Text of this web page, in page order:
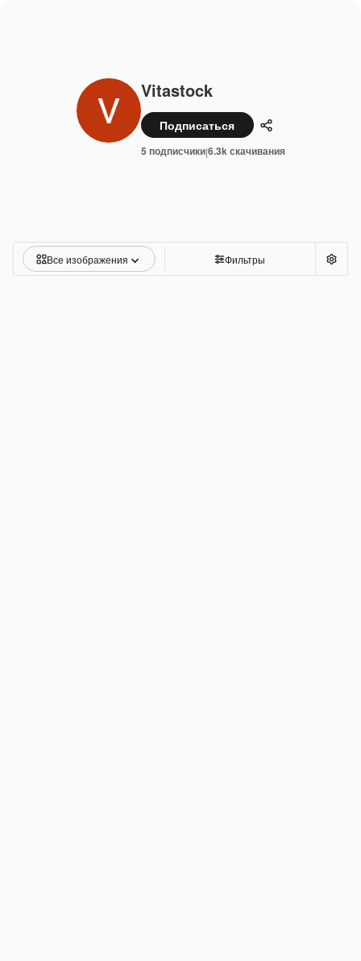
Vitastock
Подписаться Поделиться
5 подписчики|6.3k скачивания
Все изображения Фильтры